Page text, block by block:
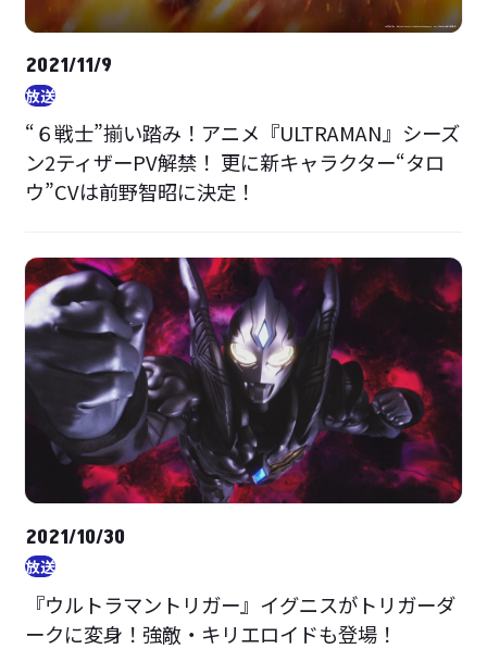
2021/11/9
放送
“６戦士”揃い踏み！アニメ『ULTRAMAN』シーズ
ン2ティザーPV解禁！ 更に新キャラクター“タロ
ウ”CVは前野智昭に決定！
2021/10/30
放送
『ウルトラマントリガー』イグニスがトリガーダ
ークに変身！強敵・キリエロイドも登場！